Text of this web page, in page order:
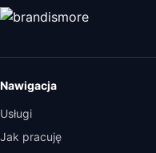
Nawigacja
Usługi
Jak pracuję